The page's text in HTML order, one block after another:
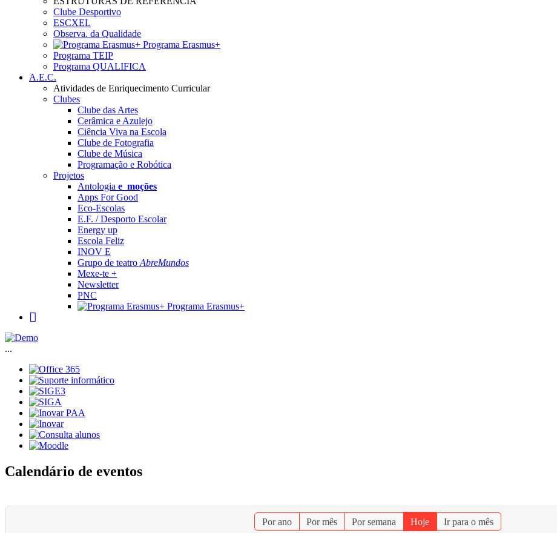
Clube Desportivo
ESCXEL
Observa. da Qualidade
Programa Erasmus+
Programa TEIP
Programa QUALIFICA
A.E.C.
Atividades de Enriquecimento Curricular
Clubes
Clube das Artes
Cerâmica e Azulejo
Ciência Viva na Escola
Clube de Fotografia
Clube de Música
Programação e Robótica
Projetos
Antologia e_moções
Apps For Good
Eco-Escolas
E.F. / Desporto Escolar
Energy up
Escola Feliz
INOV E
Grupo de teatro AbreMundos
Mexe-te +
Newsletter
PNC
Programa Erasmus+
...
Calendário de eventos
Por ano Por mês Por semana Hoje Ir para o mês